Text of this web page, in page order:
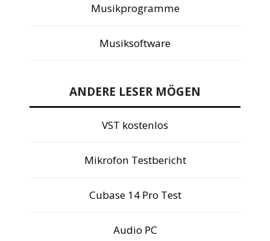
Musikprogramme
Musiksoftware
ANDERE LESER MÖGEN
VST kostenlos
Mikrofon Testbericht
Cubase 14 Pro Test
Audio PC